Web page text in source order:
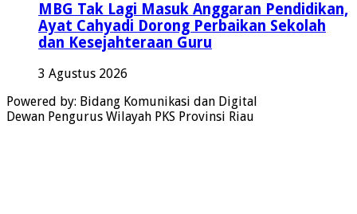
MBG Tak Lagi Masuk Anggaran Pendidikan,
Ayat Cahyadi Dorong Perbaikan Sekolah
dan Kesejahteraan Guru
3 Agustus 2026
Powered by: Bidang Komunikasi dan Digital
Dewan Pengurus Wilayah PKS Provinsi Riau